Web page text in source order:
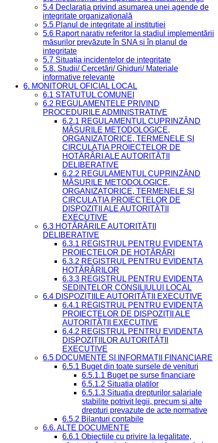
5.4 Declarația privind asumarea unei agende de
integritate organizațională
5.5 Planul de integritate al instituției
5.6 Raport narativ referitor la stadiul implementării
măsurilor prevăzute în SNA și în planul de
integritate
5.7 Situația incidentelor de integritate
5.8. Studii/ Cercetări/ Ghiduri/ Materiale
informative relevante
6. MONITORUL OFICIAL LOCAL
6.1 STATUTUL COMUNEI
6.2 REGULAMENTELE PRIVIND
PROCEDURILE ADMINISTRATIVE
6.2.1 REGULAMENTUL CUPRINZÂND
MĂSURILE METODOLOGICE,
ORGANIZATORICE, TERMENELE ȘI
CIRCULAȚIA PROIECTELOR DE
HOTĂRÂRI ALE AUTORITĂȚII
DELIBERATIVE
6.2.2 REGULAMENTUL CUPRINZÂND
MĂSURILE METODOLOGICE,
ORGANIZATORICE, TERMENELE ȘI
CIRCULAȚIA PROIECTELOR DE
DISPOZIȚII ALE AUTORITĂȚII
EXECUTIVE
6.3 HOTĂRÂRILE AUTORITĂȚII
DELIBERATIVE
6.3.1 REGISTRUL PENTRU EVIDENȚA
PROIECTELOR DE HOTĂRÂRI
6.3.2 REGISTRUL PENTRU EVIDENȚA
HOTĂRÂRILOR
6.3.3 REGISTRUL PENTRU EVIDENȚA
ȘEDINȚELOR CONSILIULUI LOCAL
6.4 DISPOZIȚIILE AUTORITĂȚII EXECUTIVE
6.4.1 REGISTRUL PENTRU EVIDENȚA
PROIECTELOR DE DISPOZIȚII ALE
AUTORITĂȚII EXECUTIVE
6.4.2 REGISTRUL PENTRU EVIDENȚA
DISPOZIȚIILOR AUTORITĂȚII
EXECUTIVE
6.5 DOCUMENTE ȘI INFORMAȚII FINANCIARE
6.5.1 Buget din toate sursele de venituri
6.5.1.1 Buget pe surse financiare
6.5.1.2 Situatia platilor
6.5.1.3 Situatia drepturilor salariale
stabilite potrivit legii, precum si alte
drepturi prevazute de acte normative
6.5.2 Bilanturi contabile
6.6. ALTE DOCUMENTE
6.6.1 Obiecțiile cu privire la legalitate,